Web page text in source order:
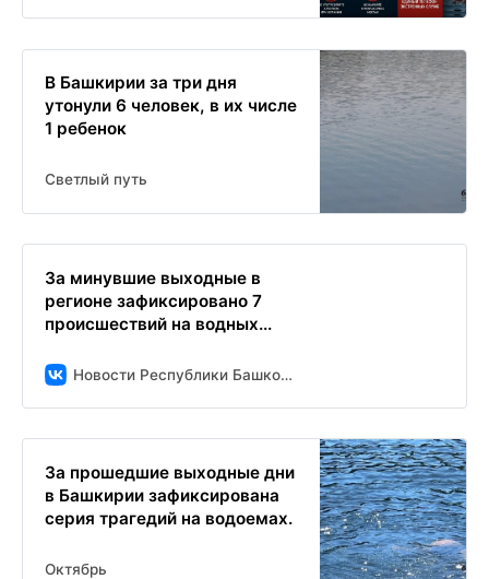
В Башкирии за три дня
утонули 6 человек, в их числе
1 ребенок
Светлый путь
За минувшие выходные в
регионе зафиксировано 7
происшествий на водных...
Новости Республики Башкортостан и Уфы ( БСТ )
За прошедшие выходные дни
в Башкирии зафиксирована
серия трагедий на водоемах.
Октябрь